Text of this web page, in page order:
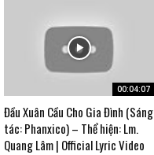
00:04:07
Đầu Xuân Cầu Cho Gia Đình (Sáng
tác: Phanxico) – Thể hiện: Lm.
Quang Lâm | Official Lyric Video